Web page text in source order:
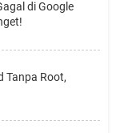
di Google
Tanpa Root,